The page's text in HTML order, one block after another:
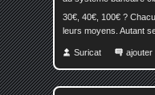
30€, 40€, 100€ ?
leurs moyens. Autant
Suricat ajouter